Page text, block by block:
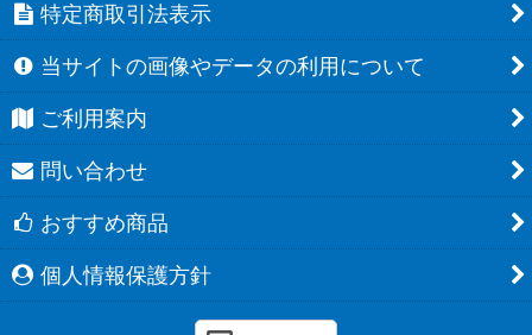
特定商取引法表示
当サイトの画像やデータの利用について
ご利用案内
問い合わせ
おすすめ商品
個人情報保護方針